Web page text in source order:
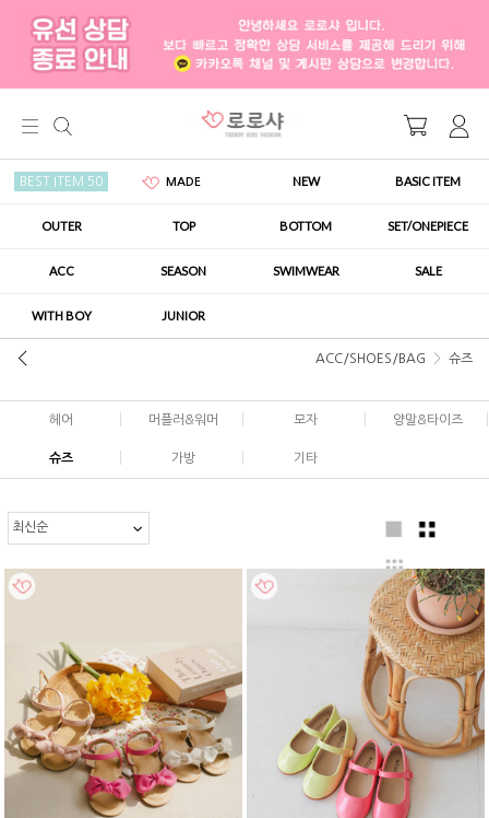
BEST ITEM 50 MADE NEW BASIC ITEM
OUTER TOP BOTTOM SET/ONEPIECE
ACC SEASON SWIMWEAR SALE
WITH BOY JUNIOR
ACC/SHOES/BAG 슈즈
헤어 머플러&워머 모자 양말&타이즈
슈즈 가방 기타